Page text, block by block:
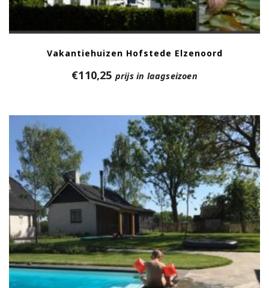
Vakantiehuizen Hofstede Elzenoord
€110,25 prijs in laagseizoen